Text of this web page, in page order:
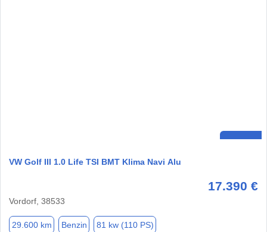
VW Golf III 1.0 Life TSI BMT Klima Navi Alu
17.390 €
Vordorf, 38533
29.600 km Benzin 81 kw (110 PS)